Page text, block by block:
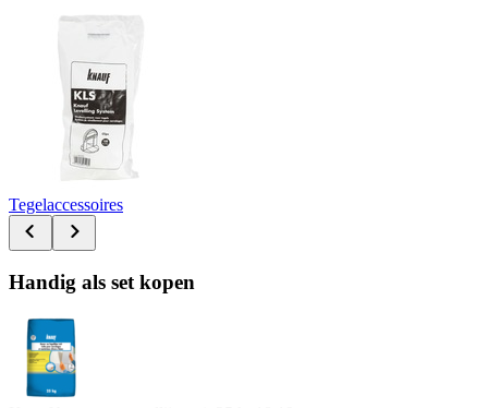
Tegelaccessoires
Handig als set kopen